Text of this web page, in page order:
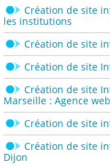
Création de site
les institutions
Création de site
Création de site
Création de site
Marseille : Agence
Création de site
Création de site
Dijon